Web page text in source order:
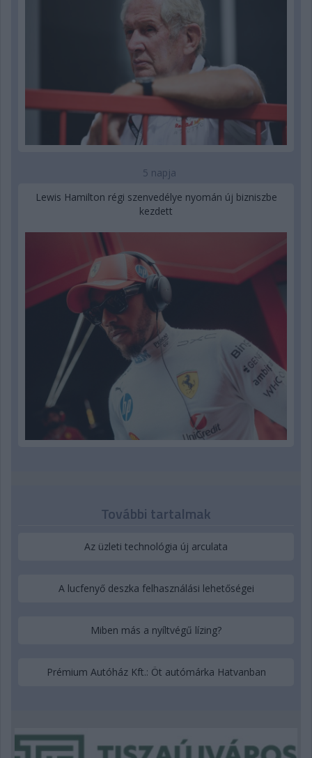
5 napja
Lewis Hamilton régi szenvedélye nyomán új bizniszbe
kezdett
További tartalmak
Az üzleti technológia új arculata
A lucfenyő deszka felhasználási lehetőségei
Miben más a nyíltvégű lízing?
Prémium Autóház Kft.: Öt autómárka Hatvanban